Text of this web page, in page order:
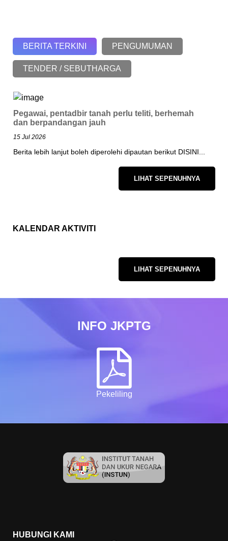
BERITA TERKINI PENGUMUMAN
TENDER / SEBUTHARGA
Pegawai, pentadbir tanah perlu teliti, berhemah
dan berpandangan jauh
15 Jul 2026
Berita lebih lanjut boleh diperolehi dipautan berikut DISINI...
LIHAT SEPENUHNYA
KALENDAR AKTIVITI
LIHAT SEPENUHNYA
INFO JKPTG
Pekeliling
HUBUNGI KAMI